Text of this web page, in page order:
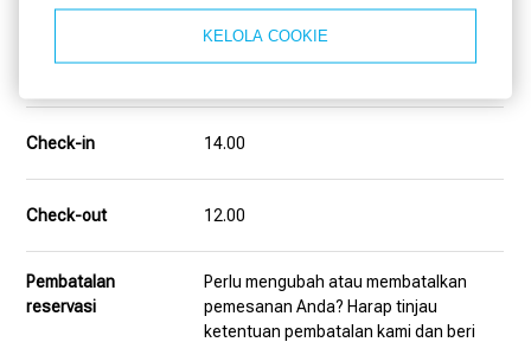
KELOLA COOKIE
Check-in 14.00
Check-out 12.00
Pembatalan
reservasi
Perlu mengubah atau membatalkan
pemesanan Anda? Harap tinjau
ketentuan pembatalan kami dan beri